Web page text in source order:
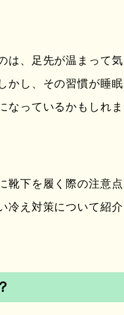
は、足先が温まって気
かし、その習慣が睡眠
なっているかもしれま
靴下を履く際の注意点
冷え対策について紹介